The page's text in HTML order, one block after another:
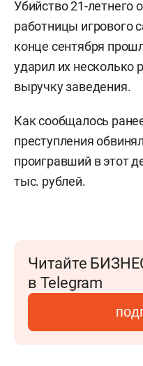
Убийство 21-летнего
работницы игрового
конце сентября
ударил их несколько
выручку заведения.
Как сообщалось
преступления
проигравший в этот
тыс. рублей.
Читайте
в Telegram